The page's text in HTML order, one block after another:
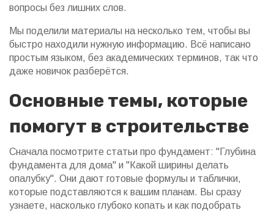
вопросы без лишних слов.
Мы поделили материалы на несколько тем, чтобы вы
быстро находили нужную информацию. Всё написано
простым языком, без академических терминов, так что
даже новичок разберётся.
Основные темы, которые
помогут в строительстве
Сначала посмотрите статьи про фундамент: "Глубина
фундамента для дома" и "Какой ширины делать
опалубку". Они дают готовые формулы и таблички,
которые подставляются к вашим планам. Вы сразу
узнаете, насколько глубоко копать и как подобрать